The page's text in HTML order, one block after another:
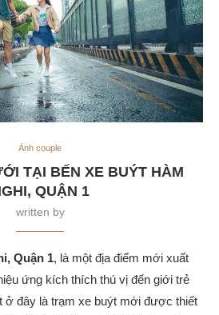
Ảnh couple
TẠI BẾN XE BUÝT HÀM
QUẬN 1
written by
Quận 1, là một địa điểm mới xuất
ứng kích thích thú vị đến giới trẻ
ở đây là trạm xe buýt mới được thiết